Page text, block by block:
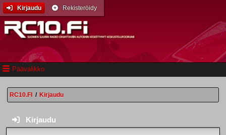
Päävalikko
Kirjaudu Rekisteröidy
RC10.FI / Kirjaudu
Kirjaudu